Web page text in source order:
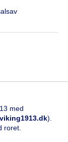
med
viking1913.dk).
roret.